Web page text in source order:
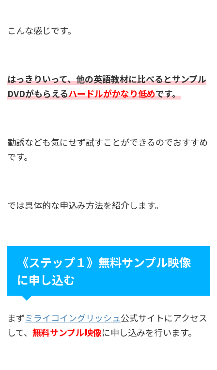
こんな感じです。
はっきりいって、他の英語教材に比べるとサンプル
DVDがもらえるハードルがかなり低めです。
勧誘なども気にせず試すことができるのでおすすめ
です。
では具体的な申込み方法を紹介します。
《ステップ１》無料サンプル映像
に申し込む
まずミライコイングリッシュ公式サイトにアクセス
して、 無料サンプル映像に申し込みを行います。